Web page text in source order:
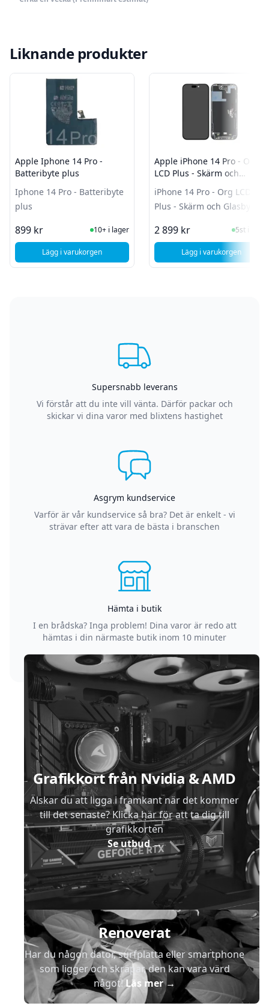
Liknande produkter
Apple Iphone 14 Pro -
Batteribyte plus
Iphone 14 Pro - Batteribyte
plus
899 kr I Lager
10+ i lager
Lägg i varukorgen, Apple Iphone 14 Pro - Batteribyte plus
Apple iPhone 14 Pro - Org
LCD Plus - Skärm och
iPhone 14 Pro - Org LCD
Plus - Skärm och Glasbyte
2 899 kr I Lager
5st i lager
Lägg i varukorgen
Supersnabb leverans
Vi förstår att du inte vill vänta. Därför packar och
skickar vi dina varor med blixtens hastighet
Asgrym kundservice
Varför är vår kundservice så bra? Det är enkelt - vi
strävar efter att vara de bästa i branschen
Hämta i butik
I en brådska? Inga problem! Dina varor är redo att
hämtas i din närmaste butik inom 10 minuter
Grafikkort från Nvidia & AMD
Älskar du att ligga i framkant när det kommer
till det senaste? Klicka här för att ta dig till
grafikkorten
Se utbud→
Renoverat
Har du någon dator, surfplatta eller smartphone
som ligger och skräpar, den kan vara värd
något!Läs mer→